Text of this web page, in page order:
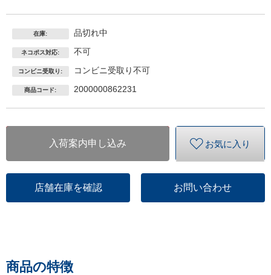
在庫: 品切れ中
ネコポス対応: 不可
コンビニ受取り: コンビニ受取り不可
商品コード: 2000000862231
入荷案内申し込み お気に入り
店舗在庫を確認 お問い合わせ
商品の特徴